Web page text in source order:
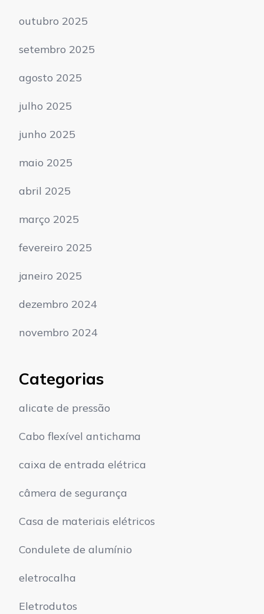
outubro 2025
setembro 2025
agosto 2025
julho 2025
junho 2025
maio 2025
abril 2025
março 2025
fevereiro 2025
janeiro 2025
dezembro 2024
novembro 2024
Categorias
alicate de pressão
Cabo flexível antichama
caixa de entrada elétrica
câmera de segurança
Casa de materiais elétricos
Condulete de alumínio
eletrocalha
Eletrodutos